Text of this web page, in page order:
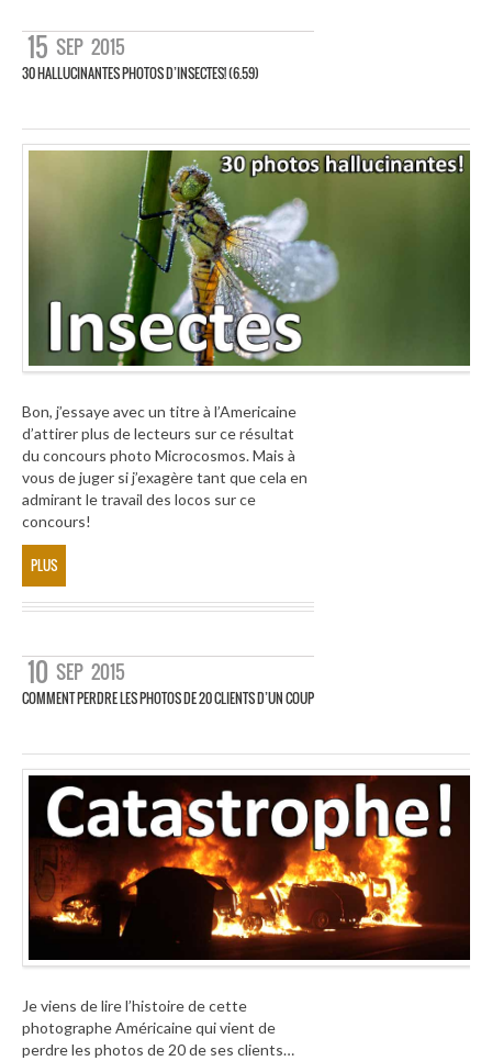
15 SEP 2015
30 HALLUCINANTES PHOTOS D’INSECTES! (6.59)
Bon, j’essaye avec un titre à l’Americaine
d’attirer plus de lecteurs sur ce résultat
du concours photo Microcosmos. Mais à
vous de juger si j’exagère tant que cela en
admirant le travail des locos sur ce
concours!
PLUS
10 SEP 2015
COMMENT PERDRE LES PHOTOS DE 20 CLIENTS D’UN COUP
Je viens de lire l’histoire de cette
photographe Américaine qui vient de
perdre les photos de 20 de ses clients…